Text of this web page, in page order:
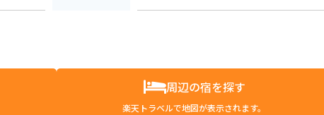
周辺の宿を探す
楽天トラベルで地図が表示されます。